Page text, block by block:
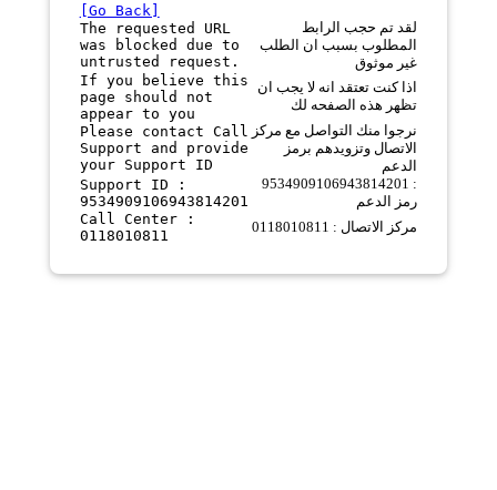
[Go Back]
The requested URL
was blocked due to
untrusted request.
لقد تم حجب الرابط
المطلوب بسبب ان الطلب
غير موثوق
If you believe this
page should not
appear to you
اذا كنت تعتقد انه لا يجب ان
تظهر هذه الصفحه لك
Please contact Call
Support and provide
your Support ID
نرجوا منك التواصل مع مركز
الاتصال وتزويدهم برمز
الدعم
Support ID :
9534909106943814201
9534909106943814201 :
رمز الدعم
Call Center :
0118010811
مركز الاتصال : 0118010811